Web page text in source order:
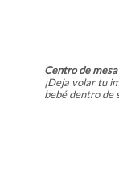
Centro de
¡Deja volar tu
bebé dentro de